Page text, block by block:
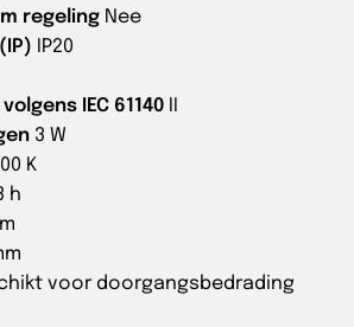
regeling Nee
IP20
IEC 61140 II
3 W
K
h
voor doorgangsbedrading